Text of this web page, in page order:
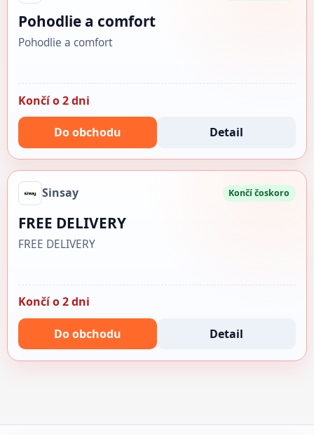
Pohodlie a comfort
Pohodlie a comfort
Končí o 2 dni
Do obchodu Detail
Sinsay Končí čoskoro
FREE DELIVERY
FREE DELIVERY
Končí o 2 dni
Do obchodu Detail